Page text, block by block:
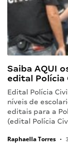
Saiba AQUI
edital Polícia
Edital Polícia
níveis de
editais para a
(edital Polícia
Raphaella Torres •